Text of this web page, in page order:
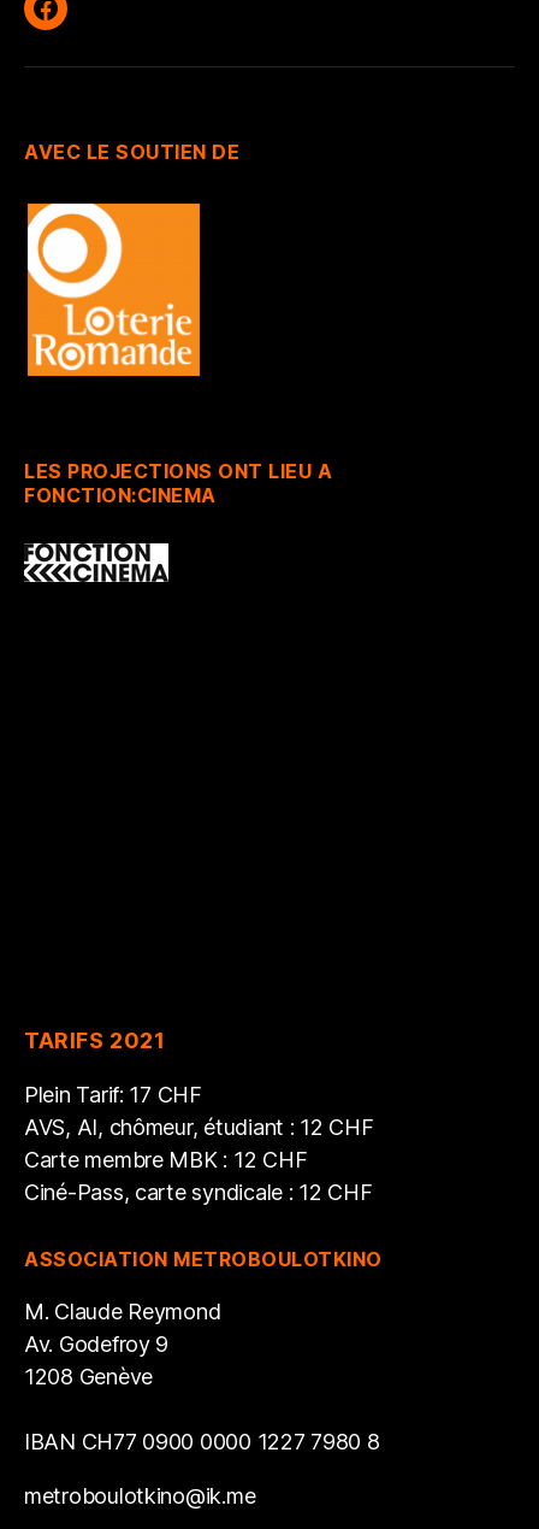
Facebook
AVEC LE SOUTIEN DE
LES PROJECTIONS ONT LIEU A
FONCTION:CINEMA
TARIFS 2021
Plein Tarif: 17 CHF
AVS, AI, chômeur, étudiant : 12 CHF
Carte membre MBK : 12 CHF
Ciné-Pass, carte syndicale : 12 CHF
ASSOCIATION METROBOULOTKINO
M. Claude Reymond
Av. Godefroy 9
1208 Genève
IBAN CH77 0900 0000 1227 7980 8
metroboulotkino@ik.me